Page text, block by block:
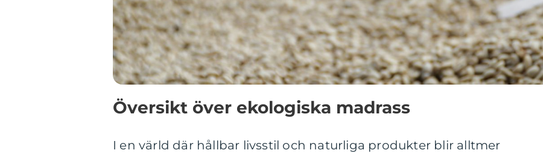
Översikt över ekologiska madrass
I en värld där hållbar livsstil och naturliga produkter blir alltmer